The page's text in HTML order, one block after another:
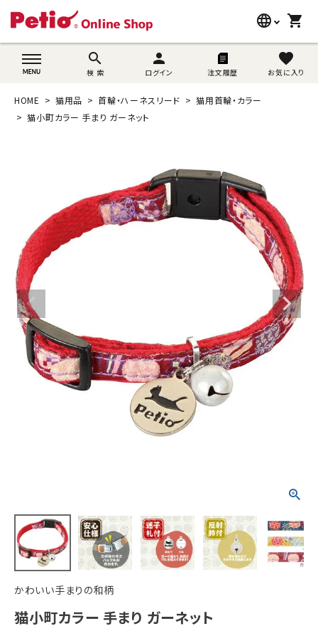
language
wovn-lang-name
shopping_cart
search
検 索
person
ログイン 注文履歴
favorite
お気に入り
search
猫用品
ブランド別に探す
目的別に探す
SNS
ACCOUNT MENU
ようこそ ゲスト 様
ログイン person 新規会員登録
HOME 猫用品 首輪・ハーネスリード
猫用首輪・カラー
猫小町カラー 手まり ガーネット
かわいい手まりの和柄
猫小町カラー 手まり ガーネット